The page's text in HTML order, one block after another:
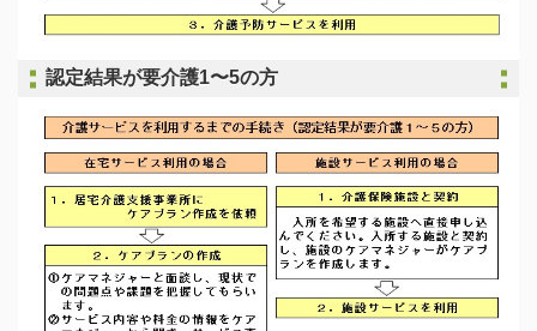
認定結果が要介護1〜5の方